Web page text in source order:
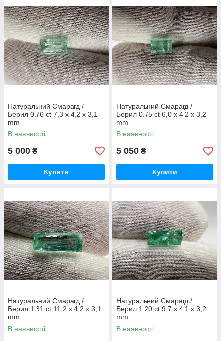
Натуральний Смарагд /
Берил 0.76 ct 7,3 х 4,2 х 3,1
mm
В наявності
5 000 ₴
Купити
Натуральний Смарагд /
Берил 0.75 ct 6,0 х 4,2 х 3,2
mm
В наявності
5 050 ₴
Купити
Натуральний Смарагд /
Берил 1.31 ct 11,2 х 4,2 х 3,1
mm
В наявності
Натуральний Смарагд /
Берил 1.20 ct 9,7 х 4,1 х 3,2
mm
В наявності